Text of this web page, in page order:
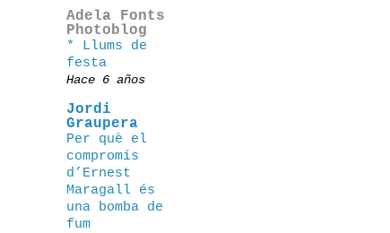
Adela Fonts
Photoblog
* Llums de
festa
Hace 6 años
Jordi
Graupera
Per què el
compromís
d’Ernest
Maragall és
una bomba de
fum